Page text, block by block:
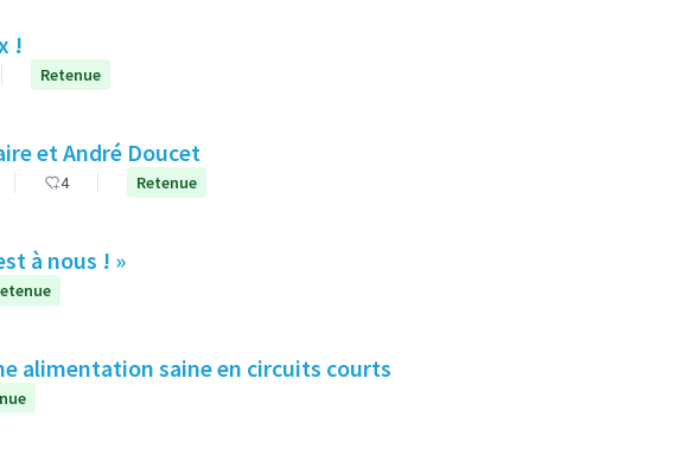
!
Retenue
et André Doucet
4 Retenue
à nous ! »
alimentation saine en circuits courts